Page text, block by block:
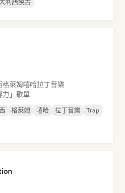
利語饒舌
格萊姆嘻哈拉丁音樂
力」歌單
格萊姆 嘻哈 拉丁音樂 Trap